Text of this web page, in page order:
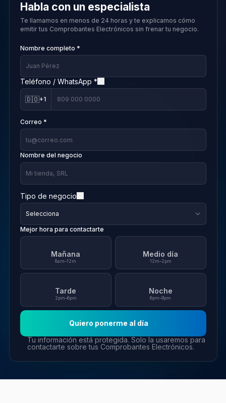
Habla con un especialista
Te llamamos en menos de 24 horas y te explicamos cómo
emitir tus Comprobantes Electrónicos sin frenar tu negocio.
Nombre completo *
Teléfono / WhatsApp *
🇩🇴+1
Correo *
Nombre del negocio
Tipo de negocio
Mejor hora para contactarte
Mañana
8am–12m
Medio día
12m–2pm
Tarde
2pm–6pm
Noche
6pm–9pm
Quiero ponerme al día
Tu información está protegida. Solo la usaremos para
contactarte sobre tus Comprobantes Electrónicos.